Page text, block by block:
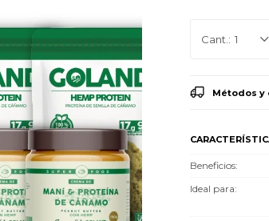
1
Métodos y
Beneficios
Ideal para